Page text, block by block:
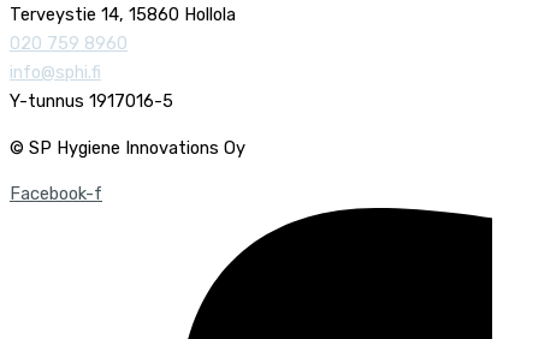
Terveystie 14, 15860 Hollola
020 759 8960
info@sphi.fi
Y-tunnus 1917016-5
© SP Hygiene Innovations Oy
Facebook-f